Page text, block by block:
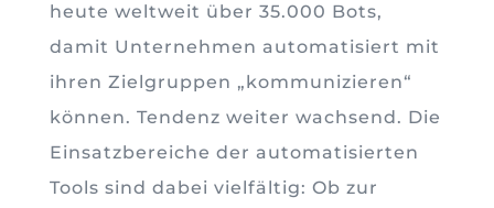
heute weltweit über 35.000 Bots,
damit Unternehmen automatisiert mit
ihren Zielgruppen „kommunizieren“
können. Tendenz weiter wachsend. Die
Einsatzbereiche der automatisierten
Tools sind dabei vielfältig: Ob zur